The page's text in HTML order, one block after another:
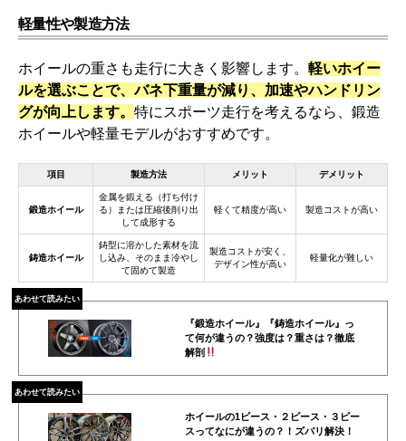
軽量性や製造方法
ホイールの重さも走行に大きく影響します。 軽いホイー
ルを選ぶことで、バネ下重量が減り、加速やハンドリン
グが向上します。 特にスポーツ走行を考えるなら、鍛造
ホイールや軽量モデルがおすすめです。
項目 製造方法 メリット デメリット
鍛造ホイール
金属を鍛える（打ち付け
る）または圧縮後削り出
して成形する
軽くて精度が高い 製造コストが高い
鋳造ホイール
鋳型に溶かした素材を流
し込み、そのまま冷やし
て固めて製造
製造コストが安く、
デザイン性が高い
軽量化が難しい
あわせて読みたい
『鍛造ホイール』『鋳造ホイール』っ
て何が違うの？強度は？重さは？徹底
解剖
あわせて読みたい
ホイールの1ピース・２ピース・３ピー
スってなにが違うの？！ズバリ解決！